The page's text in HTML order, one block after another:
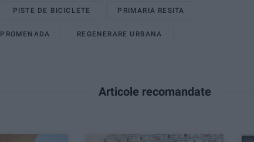
PISTE DE BICICLETE PRIMARIA RESITA
PROMENADA REGENERARE URBANA
Articole recomandate